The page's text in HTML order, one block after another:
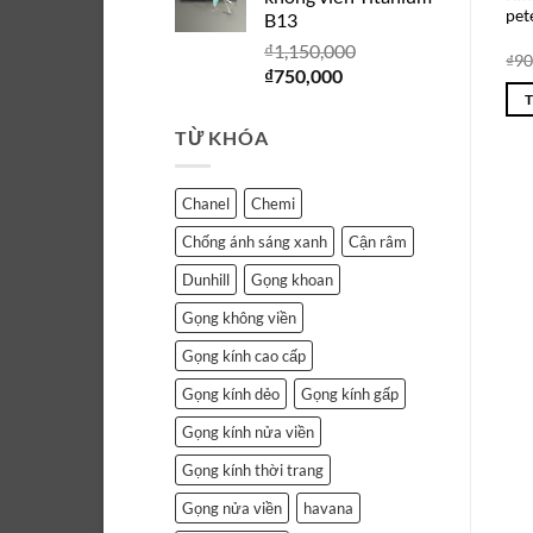
B13
₫1,150,000
Giá
₫1,150,000.
₫750,000Giá
TỪ KHÓA
Chanel
Chemi
Chống ánh sáng xanh
Cận râm
Dunhill
Gọng khoan
Gọng không viền
Gọng kính cao cấp
Gọng kính dẻo
Gọng kính gấp
Gọng kính nửa viền
Gọng kính thời trang
Gọng nửa viền
havana
₫